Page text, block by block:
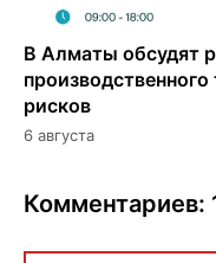
В Алматы обсудят
рисков
6 августа
Комментариев: